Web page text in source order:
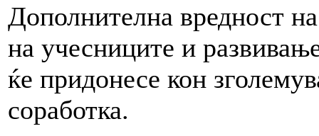
Дополнителна вредност
на учесниците и
ќе придонесе кон
соработка.